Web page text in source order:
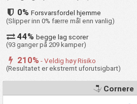
0%Forsvarsfordel hjemme
(Slipper inn 0% færre mål enn vanlig)
44%begge lag scorer
(93 ganger på 209 kamper)
210% - Veldig høy Risiko
(Resultatet er ekstremt uforutsigbart)
Cornere